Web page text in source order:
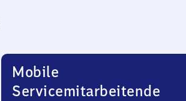
Mobile
Servicemitarbeitende